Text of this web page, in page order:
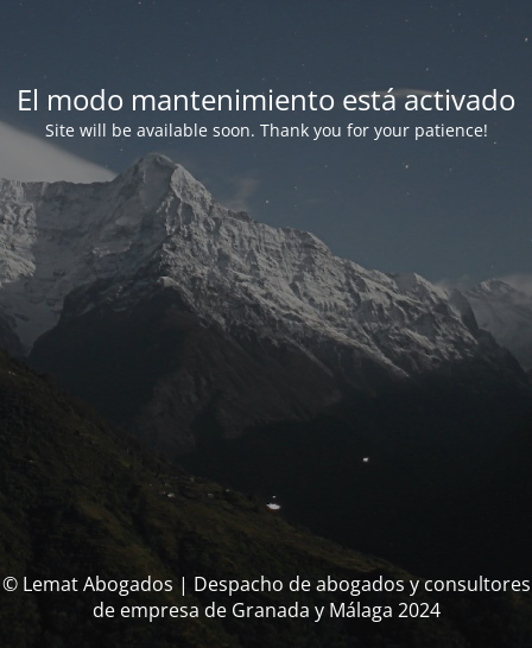
El modo mantenimiento está activado
Site will be available soon. Thank you for your patience!
© Lemat Abogados | Despacho de abogados y consultores
de empresa de Granada y Málaga 2024